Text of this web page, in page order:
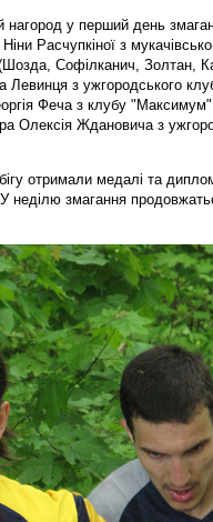
у перший день
Расчупкіної з
Софілканич, Золтан,
Левинця з ужгородського
Феча з клубу
Олексія Ждановича з
отримали медалі та
неділю змагання